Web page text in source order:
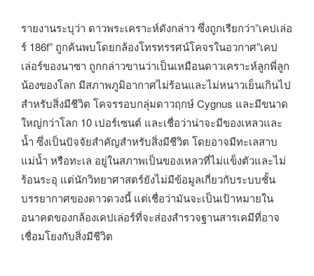
รายงานระบุว่า ดาวพระเคราะห์ดังกล่าว ซึ่งถูกเรียกว่า”เคปเล่อ
ร์ 186f” ถูกค้นพบโดยกล้องโทรทรรศน์โคจรในอวกาศ”เคป
เล่อร์ของนาซา ถูกกล่าวขานว่าเป็นเหมือนดาวเคราะห์ลูกพี่ลูก
น้องของโลก มีสภาพภูมิอากาศไม่ร้อนและไม่หนาวเย็นเกินไป
สำหรับสิ่งมีชีวิต โคจรรอบกลุ่มดาวฤกษ์ Cygnus และมีขนาด
ใหญ่กว่าโลก 10 เปอร์เซนต์ และเชื่อว่าน่าจะมีของเหลวและ
น้ำ ซึ่งเป็นปัจจัยสำคัญสำหรับสิ่งมีชีวิต โดยอาจมีทะเลสาบ
แม่น้ำ หรือทะเล อยู่ในสภาพเป็นของเหลวที่ไม่แข็งตัวและไม่
ร้อนระอุ แต่นักวิทยาศาสตร์ยังไม่มีข้อมูลเกี่ยวกับระบบชั้น
บรรยากาศของดาวดวงนี้ แต่เชื่อว่ามันจะเป็นเป้าหมายใน
อนาคตของกล้องเคปเล่อร์ที่จะส่องสำรวจฐานสารเคมีที่อาจ
เชื่อมโยงกับสิ่งมีชีวิต